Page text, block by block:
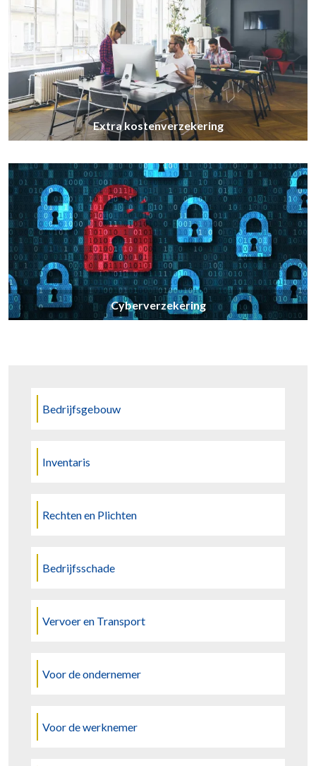
Extra kostenverzekering
Cyberverzekering
Bedrijfsgebouw
Inventaris
Rechten en Plichten
Bedrijfsschade
Vervoer en Transport
Voor de ondernemer
Voor de werknemer